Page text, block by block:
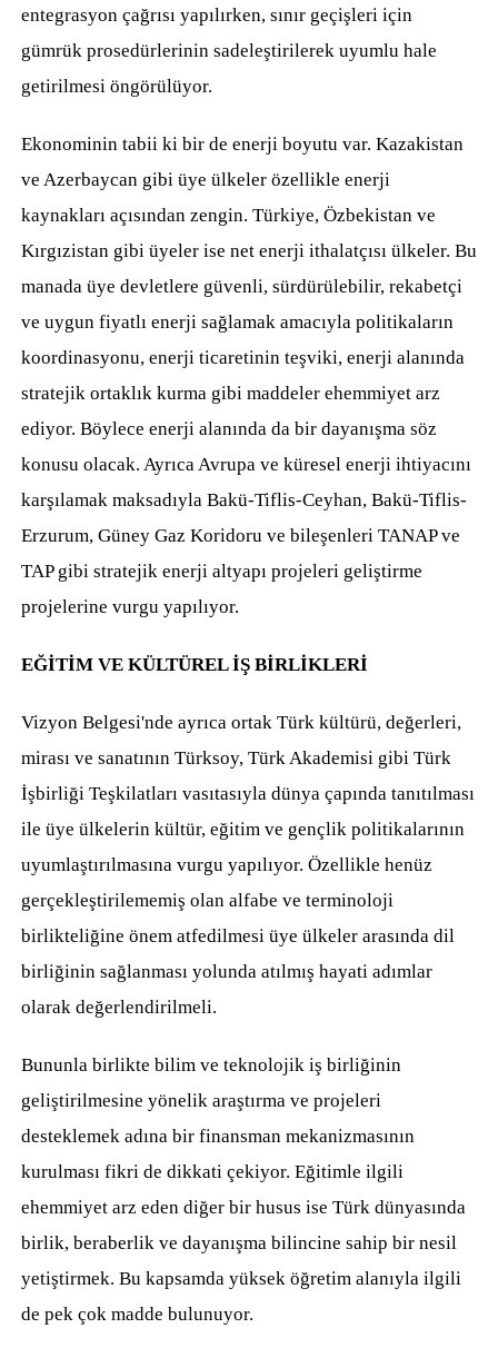
entegrasyon çağrısı yapılırken, sınır geçişleri için
gümrük prosedürlerinin sadeleştirilerek uyumlu hale
getirilmesi öngörülüyor.
Ekonominin tabii ki bir de enerji boyutu var. Kazakistan
ve Azerbaycan gibi üye ülkeler özellikle enerji
kaynakları açısından zengin. Türkiye, Özbekistan ve
Kırgızistan gibi üyeler ise net enerji ithalatçısı ülkeler. Bu
manada üye devletlere güvenli, sürdürülebilir, rekabetçi
ve uygun fiyatlı enerji sağlamak amacıyla politikaların
koordinasyonu, enerji ticaretinin teşviki, enerji alanında
stratejik ortaklık kurma gibi maddeler ehemmiyet arz
ediyor. Böylece enerji alanında da bir dayanışma söz
konusu olacak. Ayrıca Avrupa ve küresel enerji ihtiyacını
karşılamak maksadıyla Bakü-Tiflis-Ceyhan, Bakü-Tiflis-
Erzurum, Güney Gaz Koridoru ve bileşenleri TANAP ve
TAP gibi stratejik enerji altyapı projeleri geliştirme
projelerine vurgu yapılıyor.
EĞİTİM VE KÜLTÜREL İŞ BİRLİKLERİ
Vizyon Belgesi'nde ayrıca ortak Türk kültürü, değerleri,
mirası ve sanatının Türksoy, Türk Akademisi gibi Türk
İşbirliği Teşkilatları vasıtasıyla dünya çapında tanıtılması
ile üye ülkelerin kültür, eğitim ve gençlik politikalarının
uyumlaştırılmasına vurgu yapılıyor. Özellikle henüz
gerçekleştirilememiş olan alfabe ve terminoloji
birlikteliğine önem atfedilmesi üye ülkeler arasında dil
birliğinin sağlanması yolunda atılmış hayati adımlar
olarak değerlendirilmeli.
Bununla birlikte bilim ve teknolojik iş birliğinin
geliştirilmesine yönelik araştırma ve projeleri
desteklemek adına bir finansman mekanizmasının
kurulması fikri de dikkati çekiyor. Eğitimle ilgili
ehemmiyet arz eden diğer bir husus ise Türk dünyasında
birlik, beraberlik ve dayanışma bilincine sahip bir nesil
yetiştirmek. Bu kapsamda yüksek öğretim alanıyla ilgili
de pek çok madde bulunuyor.